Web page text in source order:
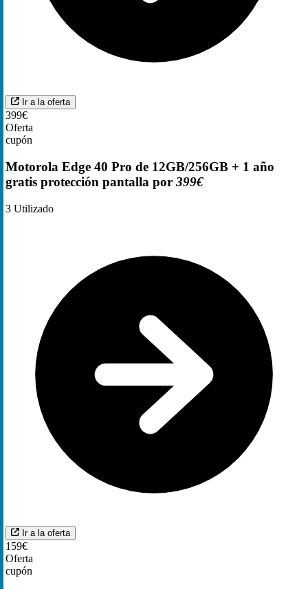
Ir a la oferta
399€
Oferta
cupón
Motorola Edge 40 Pro de 12GB/256GB + 1 año
gratis protección pantalla por 399€
3 Utilizado
Ir a la oferta
159€
Oferta
cupón